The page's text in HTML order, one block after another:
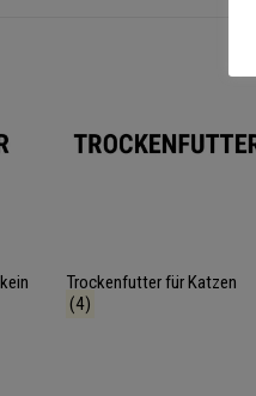
Trockenfutter für Katzen
(4)